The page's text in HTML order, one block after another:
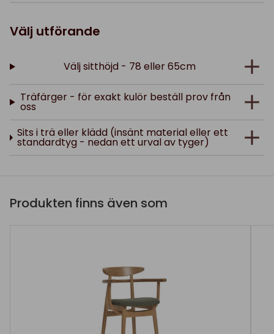
Välj utförande
Välj sitthöjd - 78 eller 65cm
Träfärger - för exakt kulör beställ prov från
oss
Sits i trä eller klädd (insänt material eller ett
standardtyg - nedan ett urval av tyger)
Produkten finns även som